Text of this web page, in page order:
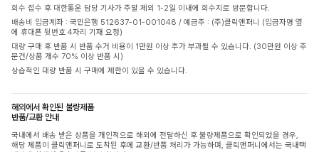
회수 접수 후 대한통운 담당 기사가 주말 제외 1-2일 이내에 회수지로 방문합니다.
배송비 입금계좌 : 국민은행 512637-01-001048 / 예금주 : (주)클릭앤퍼니 (입금자명 옆
에 휴대폰 뒷번호 4자리 기재 요청)
대량 구매 후 반품 시 반품 수거 비용이 1만원 이상 추가 부과될 수 있습니다. (30만원 이상 주
문건/상품 개수 70% 이상 반품 시)
상습적인 대량 반품 시 구매에 제한이 있을 수 있습니다.
해외에서 확인된 불량제품
반품/교환 안내
국내에서 배송 받은 상품을 개인적으로 해외에 전달하신 후 불량제품으로 확인되었을 경우,
해당 제품이 클릭앤퍼니로 도착된 후에 교환/반품 처리가 가능하며, 클릭앤퍼니에서는 국내택